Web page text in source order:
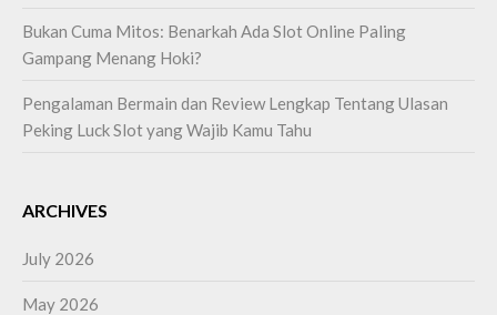
Bukan Cuma Mitos: Benarkah Ada Slot Online Paling
Gampang Menang Hoki?
Pengalaman Bermain dan Review Lengkap Tentang Ulasan
Peking Luck Slot yang Wajib Kamu Tahu
ARCHIVES
July 2026
May 2026